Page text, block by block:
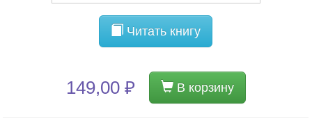
Читать книгу
149,00 ₽ В корзину